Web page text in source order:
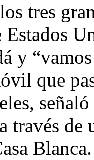
tres
y
que
través
Blanca.